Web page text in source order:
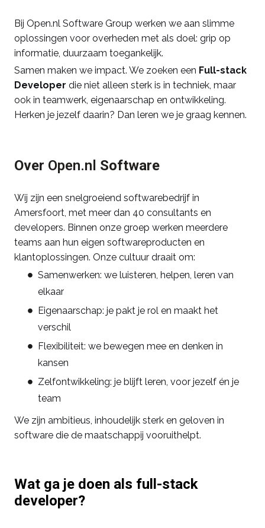
Bij Open.nl Software Group werken we aan slimme
oplossingen voor overheden met als doel: grip op
informatie, duurzaam toegankelijk.
Samen maken we impact. We zoeken een Full-stack
Developer die niet alleen sterk is in techniek, maar
ook in teamwerk, eigenaarschap en ontwikkeling.
Herken je jezelf daarin? Dan leren we je graag kennen.
Over Open.nl Software
Wij zijn een snelgroeiend softwarebedrijf in
Amersfoort, met meer dan 40 consultants en
developers. Binnen onze groep werken meerdere
teams aan hun eigen softwareproducten en
klantoplossingen. Onze cultuur draait om:
Samenwerken: we luisteren, helpen, leren van
elkaar
Eigenaarschap: je pakt je rol en maakt het
verschil
Flexibiliteit: we bewegen mee en denken in
kansen
Zelfontwikkeling: je blijft leren, voor jezelf én je
team
We zijn ambitieus, inhoudelijk sterk en geloven in
software die de maatschappij vooruithelpt.
Wat ga je doen als full-stack
developer?